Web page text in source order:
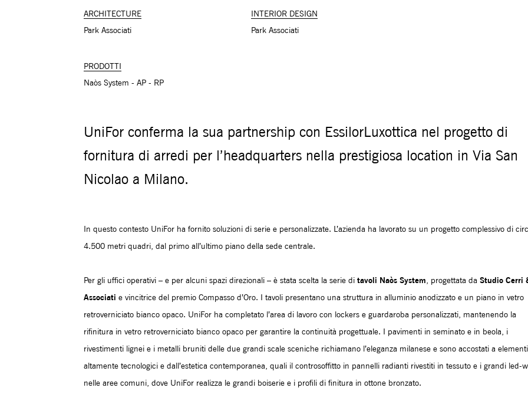
ARCHITECTURE
Park Associati
INTERIOR DESIGN
Park Associati
PRODOTTI
Naòs System - AP - RP
UniFor conferma la sua partnership con EssilorLuxottica nel progetto di
fornitura di arredi per l’headquarters nella prestigiosa location in Via San
Nicolao a Milano.
In questo contesto UniFor ha fornito soluzioni di serie e personalizzate. L’azienda ha lavorato su un progetto complessivo di
4.500 metri quadri, dal primo all’ultimo piano della sede centrale.
Per gli uffici operativi – e per alcuni spazi direzionali – è stata scelta la serie di tavoli Naòs System, progettata da Studio Cerri
Associati e vincitrice del premio Compasso d’Oro. I tavoli presentano una struttura in alluminio anodizzato e un piano in vetro
retroverniciato bianco opaco. UniFor ha completato l’area di lavoro con lockers e guardaroba personalizzati, mantenendo la
rifinitura in vetro retroverniciato bianco opaco per garantire la continuità progettuale. I pavimenti in seminato e in beola, i
rivestimenti lignei e i metalli bruniti delle due grandi scale sceniche richiamano l’eleganza milanese e sono accostati a elementi
altamente tecnologici e dall’estetica contemporanea, quali il controsoffitto in pannelli radianti rivestiti in tessuto e i grandi led-
nelle aree comuni, dove UniFor realizza le grandi boiserie e i profili di finitura in ottone bronzato.